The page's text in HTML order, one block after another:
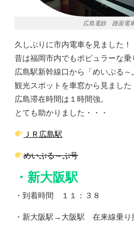
広島電鉄 路面電
久しぶりに市内電車を見ました！
昔は福岡市内でもポピュラーな乗
広島駅新幹線口から「めいぷる
観光スポットを車窓から見ました
広島滞在時間は１時間強。
とても助かりました・・・
ＪＲ広島駅
めいぷる～ぷ号
・新大阪駅
・到着時間 １１：３８
・新大阪駅→大阪駅 在来線乗り